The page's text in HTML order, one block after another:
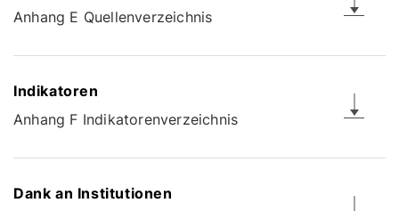
Anhang E Quellenverzeichnis
Indikatoren
Anhang F Indikatorenverzeichnis
Dank an Institutionen